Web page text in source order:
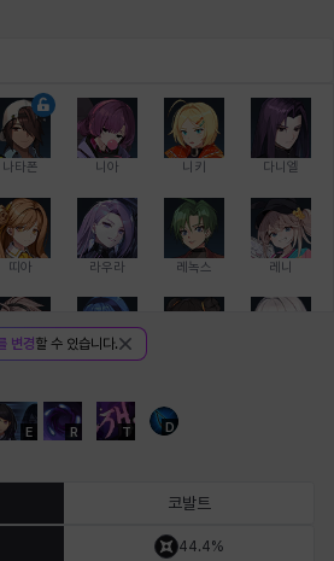
나타폰 니아 니키 다니엘
띠아 라우라 레녹스 레니
루크 르노어
E R T D
변경할 수 있습니다.
코발트
44.4%